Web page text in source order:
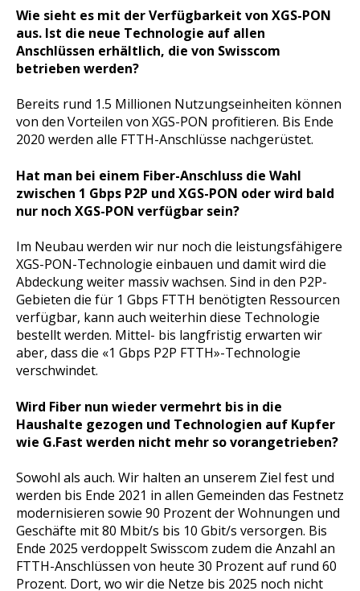
Wie sieht es mit der Verfügbarkeit von XGS-PON
aus. Ist die neue Technologie auf allen
Anschlüssen erhältlich, die von Swisscom
betrieben werden?
Bereits rund 1.5 Millionen Nutzungseinheiten können
von den Vorteilen von XGS-PON profitieren. Bis Ende
2020 werden alle FTTH-Anschlüsse nachgerüstet.
Hat man bei einem Fiber-Anschluss die Wahl
zwischen 1 Gbps P2P und XGS-PON oder wird bald
nur noch XGS-PON verfügbar sein?
Im Neubau werden wir nur noch die leistungsfähigere
XGS-PON-Technologie einbauen und damit wird die
Abdeckung weiter massiv wachsen. Sind in den P2P-
Gebieten die für 1 Gbps FTTH benötigten Ressourcen
verfügbar, kann auch weiterhin diese Technologie
bestellt werden. Mittel- bis langfristig erwarten wir
aber, dass die «1 Gbps P2P FTTH»-Technologie
verschwindet.
Wird Fiber nun wieder vermehrt bis in die
Haushalte gezogen und Technologien auf Kupfer
wie G.Fast werden nicht mehr so vorangetrieben?
Sowohl als auch. Wir halten an unserem Ziel fest und
werden bis Ende 2021 in allen Gemeinden das Festnetz
modernisieren sowie 90 Prozent der Wohnungen und
Geschäfte mit 80 Mbit/s bis 10 Gbit/s versorgen. Bis
Ende 2025 verdoppelt Swisscom zudem die Anzahl an
FTTH-Anschlüssen von heute 30 Prozent auf rund 60
Prozent. Dort, wo wir die Netze bis 2025 noch nicht